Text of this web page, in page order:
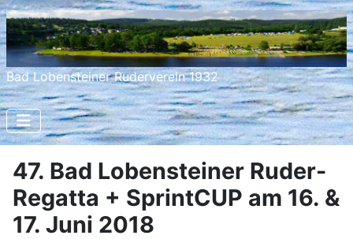
Bad Lobensteiner Ruderverein 1932
47. Bad Lobensteiner Ruder-
Regatta + SprintCUP am 16. &
17. Juni 2018